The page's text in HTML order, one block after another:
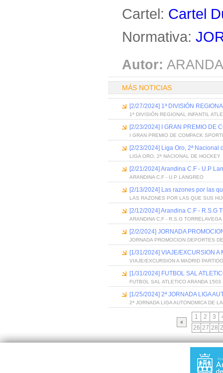
Cartel: Cartel
Normativa:
Autor:
MÁS NOTICIAS
[2/27/2024] 1ª DIVISIÓN
1ª DIVISIÓN REGIONAL INFANTIL
[2/23/2024] I GRAN PREMIO DE
I GRAN PREMIO DE COMPACK
[2/23/2024] Liga Oro, 2ª Nacional
LIGA ORO, 2ª NACIONAL DE HOCKEY
[2/21/2024] Arandina C.F - U.P
ARANDINA C.F - U.P LANGREO
[2/13/2024] Las razones por las
LAS RAZONES POR LAS QUE SUS
[2/12/2024] Arandina C.F - R.S.G
ARANDINA C.F - R.S.G TORRELAVEGA
[2/2/2024] JORNADA
JORNADA PROMOCION DEPORTES
[1/31/2024] VIAJE/EXCURSION
VIAJE/EXCURSION A MADRID
[1/31/2024] FUTBOL SAL
FUTBOL SAL ATLETICO ARANDA
[1/25/2024] 2ª JORNADA LIGA
2ª JORNADA LIGA AUTONOMICA DE
1 2 3
26 27 28